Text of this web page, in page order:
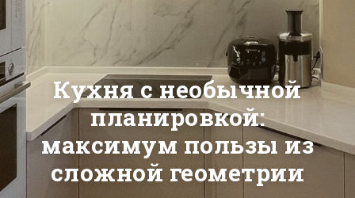
Кухня с необычной
планировкой:
максимум пользы из
сложной геометрии